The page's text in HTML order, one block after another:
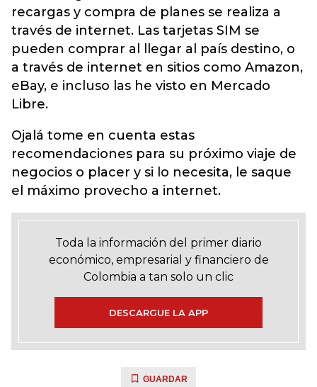
recargas y compra de planes se realiza a
través de internet. Las tarjetas SIM se
pueden comprar al llegar al país destino, o
a través de internet en sitios como Amazon,
eBay, e incluso las he visto en Mercado
Libre.
Ojalá tome en cuenta estas
recomendaciones para su próximo viaje de
negocios o placer y si lo necesita, le saque
el máximo provecho a internet.
Toda la información del primer diario
económico, empresarial y financiero de
Colombia a tan solo un clic
DESCARGUE LA APP
GUARDAR